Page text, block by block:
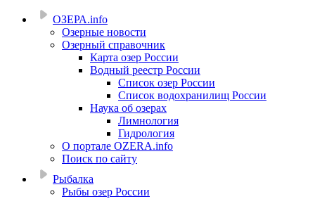
ОЗЕРА.info
Озерные новости
Озерный справочник
Карта озер России
Водный реестр России
Список озер России
Список водохранилищ России
Наука об озерах
Лимнология
Гидрология
О портале OZERA.info
Поиск по сайту
Рыбалка
Рыбы озер России